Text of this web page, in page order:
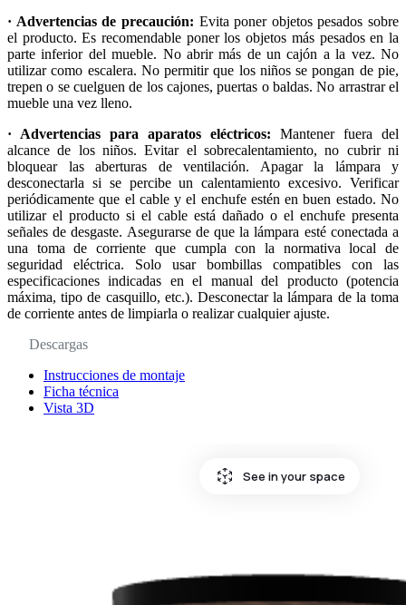
· Advertencias de precaución: Evita poner objetos pesados sobre
el producto. Es recomendable poner los objetos más pesados en la
parte inferior del mueble. No abrir más de un cajón a la vez. No
utilizar como escalera. No permitir que los niños se pongan de pie,
trepen o se cuelguen de los cajones, puertas o baldas. No arrastrar el
mueble una vez lleno.
· Advertencias para aparatos eléctricos: Mantener fuera del
alcance de los niños. Evitar el sobrecalentamiento, no cubrir ni
bloquear las aberturas de ventilación. Apagar la lámpara y
desconectarla si se percibe un calentamiento excesivo. Verificar
periódicamente que el cable y el enchufe estén en buen estado. No
utilizar el producto si el cable está dañado o el enchufe presenta
señales de desgaste. Asegurarse de que la lámpara esté conectada a
una toma de corriente que cumpla con la normativa local de
seguridad eléctrica. Solo usar bombillas compatibles con las
especificaciones indicadas en el manual del producto (potencia
máxima, tipo de casquillo, etc.). Desconectar la lámpara de la toma
de corriente antes de limpiarla o realizar cualquier ajuste.
Descargas
Instrucciones de montaje
Ficha técnica
Vista 3D